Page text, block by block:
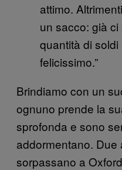
attimo.
un sacco: già
quantità di
felicissimo.”
Brindiamo con un
ognuno prende la
sprofonda e sono
addormentano. Due
sorpassano a